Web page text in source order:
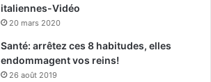
italiennes-Vidéo
20 mars 2020
Santé: arrêtez ces 8 habitudes, elles
endommagent vos reins!
26 août 2019